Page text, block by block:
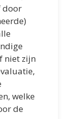
door
niet zijn
welke
de